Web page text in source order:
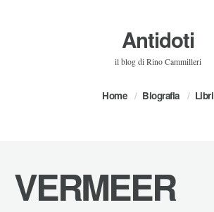
Antidoti
il blog di Rino Cammilleri
Home Biografia Libri
VERMEER